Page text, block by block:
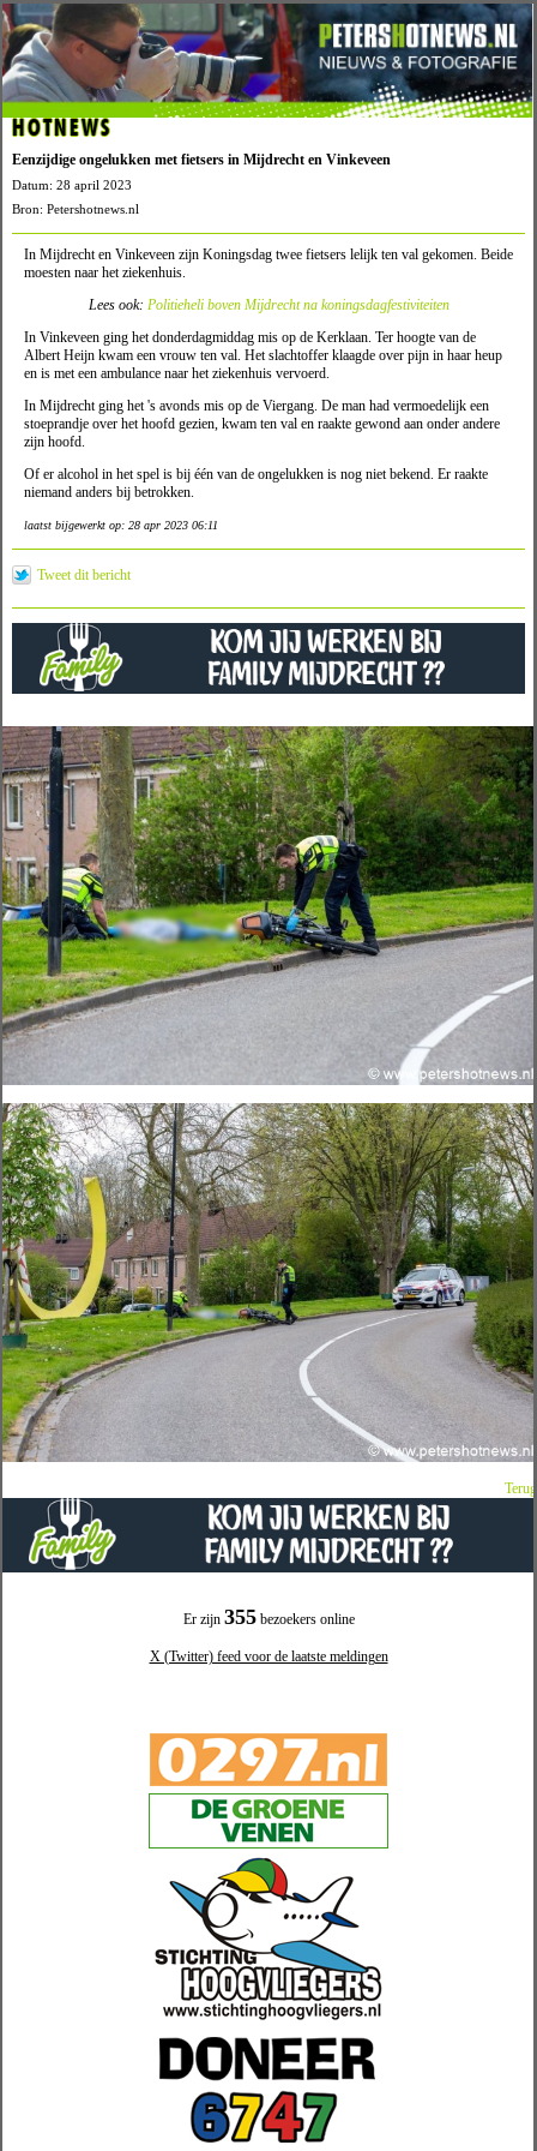
Er zijn 355bezoekers online
X (Twitter) feed voor de laatste meldingen
HOTNEWS
Eenzijdige ongelukken met fietsers in Mijdrecht en Vinkeveen
Datum: 28 april 2023
Bron: Petershotnews.nl
In Mijdrecht en Vinkeveen zijn Koningsdag twee fietsers lelijk ten val gekomen. Beide
moesten naar het ziekenhuis.
Lees ook: Politieheli boven Mijdrecht na koningsdagfestiviteiten
In Vinkeveen ging het donderdagmiddag mis op de Kerklaan. Ter hoogte van de
Albert Heijn kwam een vrouw ten val. Het slachtoffer klaagde over pijn in haar heup
en is met een ambulance naar het ziekenhuis vervoerd.
In Mijdrecht ging het 's avonds mis op de Viergang. De man had vermoedelijk een
stoeprandje over het hoofd gezien, kwam ten val en raakte gewond aan onder andere
zijn hoofd.
Of er alcohol in het spel is bij één van de ongelukken is nog niet bekend. Er raakte
niemand anders bij betrokken.
laatst bijgewerkt op: 28 apr 2023 06:11
Tweet dit bericht
Terug